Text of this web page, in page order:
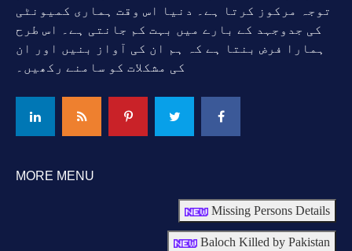
توجہ مرکوز کرتا ہے۔ دنیا اس وقت ہماری کمیونٹی
کی جدوجہد کے بارے میں بہت کم جانتی ہے۔ اس طرح
ہمارا فرض بنتا ہے کہ ہم ان کی آواز بنیں اور ان
کی مشکلات کو سامنے رکھیں۔
MORE MENU
Missing Persons Details
Baloch Killed by Pakistan